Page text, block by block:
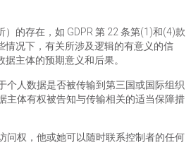
）的存在，如 GDPR 第 22 条第(1)和(4)款
情况下，有关所涉及逻辑的有意义的信
主体的预期意义和后果。
个人数据是否被传输到第三国或国际组织
主体有权被告知与传输相关的适当保障措
问权，他或她可以随时联系控制者的任何